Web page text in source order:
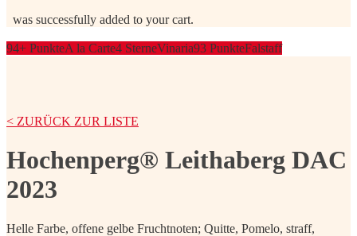
was successfully added to your cart.
94+ PunkteA la Carte4 SterneVinaria93 PunkteFalstaff
< ZURÜCK ZUR LISTE
Hochenperg® Leithaberg DAC
2023
Helle Farbe, offene gelbe Fruchtnoten; Quitte, Pomelo, straff,